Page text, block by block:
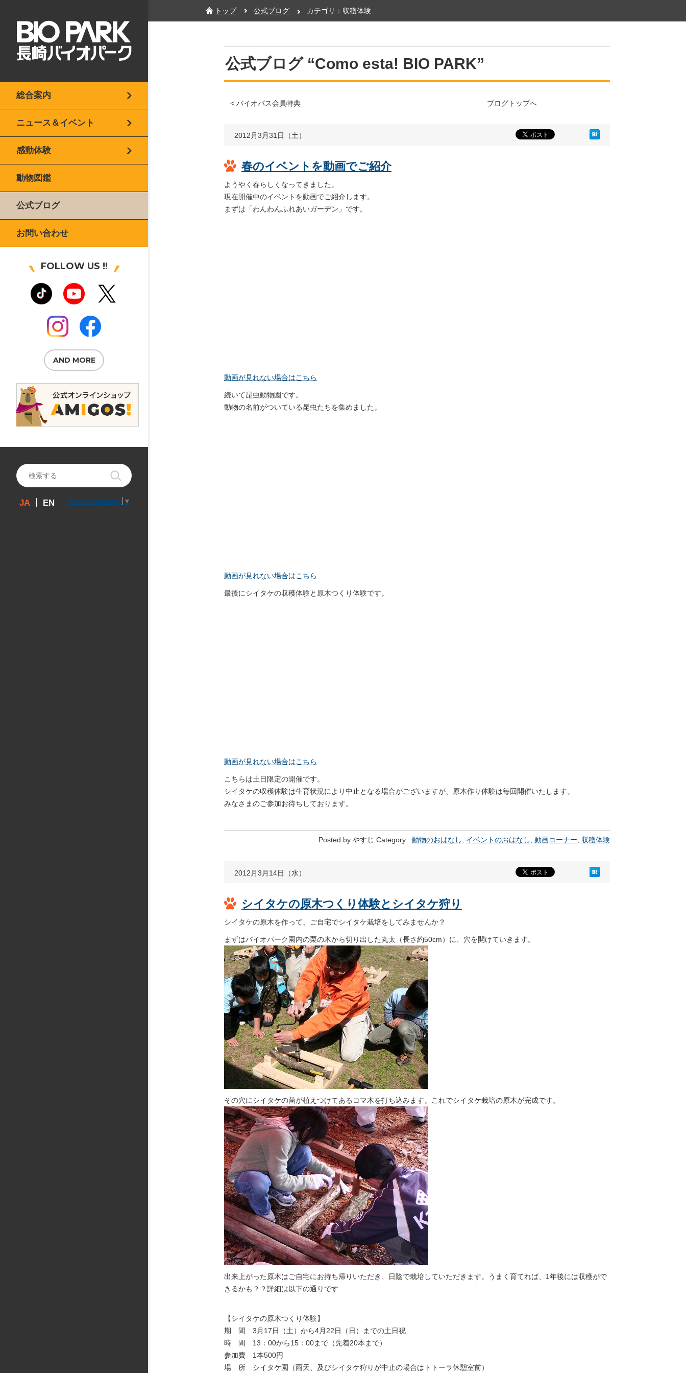
総合案内
ニュース＆イベント
感動体験
動物図鑑
公式ブログ
お問い合わせ
FOLLOW US !!
AND MORE
JA EN Select Language ▼
トップ 公式ブログ カテゴリ：収穫体験
公式ブログ “Como esta! BIO PARK”
< バイオパス会員特典 ブログトップへ
2012月3月31日（土）
春のイベントを動画でご紹介
ようやく春らしくなってきました。
現在開催中のイベントを動画でご紹介します。
まずは「わんわんふれあいガーデン」です。
動画が見れない場合はこちら
続いて昆虫動物園です。
動物の名前がついている昆虫たちを集めました。
動画が見れない場合はこちら
最後にシイタケの収穫体験と原木つくり体験です。
動画が見れない場合はこちら
こちらは土日限定の開催です。
シイタケの収穫体験は生育状況により中止となる場合がございますが、原木作り体験は毎回開催いたします。
みなさまのご参加お待ちしております。
Posted by やすじ Category : 動物のおはなし イベントのおはなし 動画コーナー 収穫体験
2012月3月14日（水）
シイタケの原木つくり体験とシイタケ狩り
シイタケの原木を作って、ご自宅でシイタケ栽培をしてみませんか？
まずはバイオパーク園内の栗の木から切り出した丸太（長さ約50cm）に、穴を開けていきます。
その穴にシイタケの菌が植えつけてあるコマ木を打ち込みます。これでシイタケ栽培の原木が完成です。
出来上がった原木はご自宅にお持ち帰りいただき、日陰で栽培していただきます。うまく育てれば、1年後には収穫がで
きるかも？？詳細は以下の通りです
【シイタケの原木つくり体験】
期 間 3月17日（土）から4月22日（日）までの土日祝
時 間 13：00から15：00まで（先着20本まで）
参加費 1本500円
場 所 シイタケ園（雨天、及びシイタケ狩りが中止の場合はトトーラ休憩室前）